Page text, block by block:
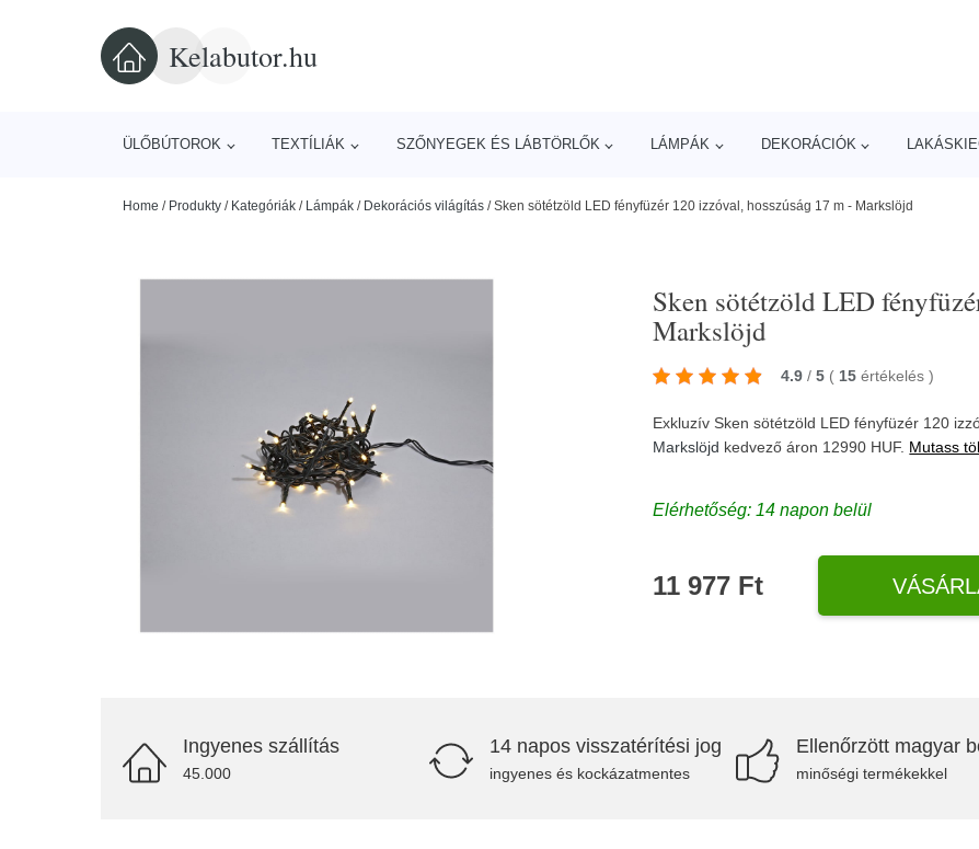
Kelabutor.hu
ÜLŐBÚTOROK TEXTÍLIÁK SZŐNYEGEK ÉS LÁBTÖRLŐK LÁMPÁK DEKORÁCIÓK
Home / Produkty / Kategóriák / Lámpák / Dekorációs világítás /Sken sötétzöld LED fényfüzér 120 izzóval, hosszúság 17 m - Markslöjd
Sken sötétzöld LED
Markslöjd
4.9 / 5 ( 15 értékelés)
Exkluzív Sken sötétzöld LED fényfüzér 120
Markslöjd kedvező áron 12990 HUF. Mutass
Elérhetőség: 14 napon belül
11 977 Ft
Ingyenes szállítás
45.000
14 napos visszatérítési jog
ingyenes és kockázatmentes
Ellenőrzött magyar
minőségi termékekkel